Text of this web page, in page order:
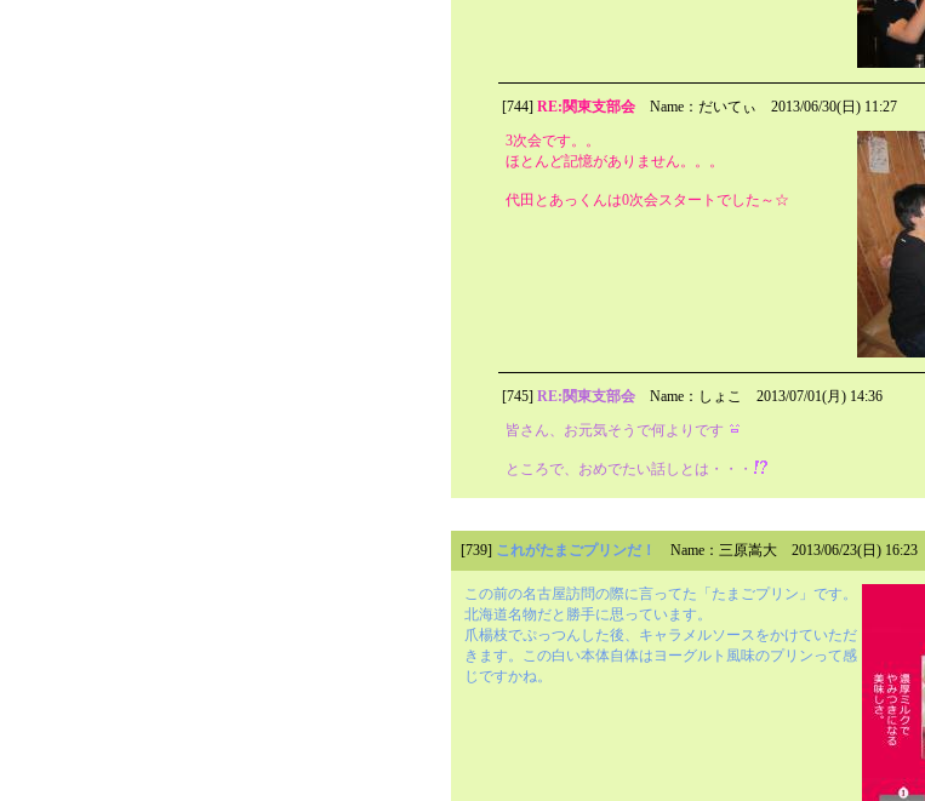
[744] RE:関東支部会 Name：だいてぃ
2013/06/30(日) 11:27
3次会です。。
ほとんど記憶がありません。。。
代田とあっくんは0次会スタートでした～☆
[745] RE:関東支部会 Name：しょこ
2013/07/01(月) 14:36
皆さん、お元気そうで何よりです
ところで、おめでたい話しとは・・・
[739] これがたまごプリンだ！ Name：三原嵩大 2013/06/23(日) 16:23
この前の名古屋訪問の際に言ってた「たまごプリン」です。
北海道名物だと勝手に思っています。
爪楊枝でぷっつんした後、キャラメルソースをかけていただ
きます。この白い本体自体はヨーグルト風味のプリンって感
じですかね。